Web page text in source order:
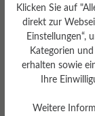
Klicken Sie auf
direkt zur
Einstellungen“,
Kategorien
erhalten sowie
Ihre
Weitere